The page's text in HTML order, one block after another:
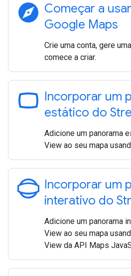
explore Começar a
Google Maps
Crie uma conta, gere
comece a criar.
panorama_wide_angle Incorporar um
estático do
Adicione um panorama
View ao seu mapa
panorama_photosphere Incorporar um
interativo do
Adicione um panorama
View ao seu mapa
View da API Maps